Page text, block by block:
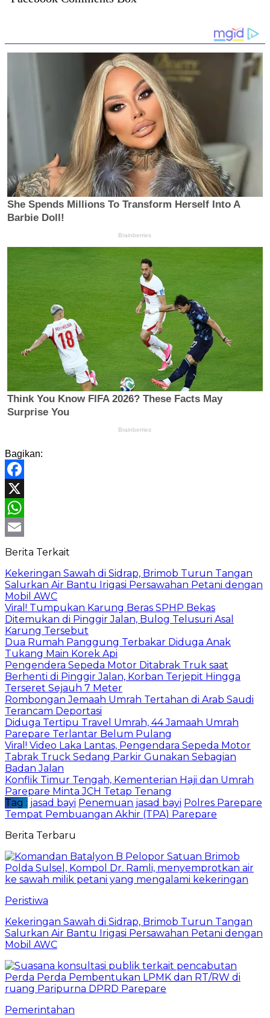
Bagikan:
Facebook
X
WhatsApp
Email
Berita Terkait
Kekeringan Sawah di Sidrap, Brimob Turun Tangan
Salurkan Air Bantu Irigasi Persawahan Petani dengan
Mobil AWC
Viral! Tumpukan Karung Beras SPHP Bekas
Ditemukan di Pinggir Jalan, Bulog Telusuri Asal
Karung Tersebut
Dua Rumah Panggung Terbakar Diduga Anak
Tukang Main Korek Api
Pengendera Sepeda Motor Ditabrak Truk saat
Berhenti di Pinggir Jalan, Korban Terjepit Hingga
Terseret Sejauh 7 Meter
Rombongan Jemaah Umrah Tertahan di Arab Saudi
Terancam Deportasi
Diduga Tertipu Travel Umrah, 44 Jamaah Umrah
Parepare Terlantar Belum Pulang
Viral! Video Laka Lantas, Pengendara Sepeda Motor
Tabrak Truck Sedang Parkir Gunakan Sebagian
Badan Jalan
Konflik Timur Tengah, Kementerian Haji dan Umrah
Parepare Minta JCH Tetap Tenang
Tag : jasad bayi Penemuan jasad bayi Polres Parepare
Tempat Pembuangan Akhir (TPA) Parepare
Berita Terbaru
Peristiwa
Kekeringan Sawah di Sidrap, Brimob Turun Tangan
Salurkan Air Bantu Irigasi Persawahan Petani dengan
Mobil AWC
Pemerintahan